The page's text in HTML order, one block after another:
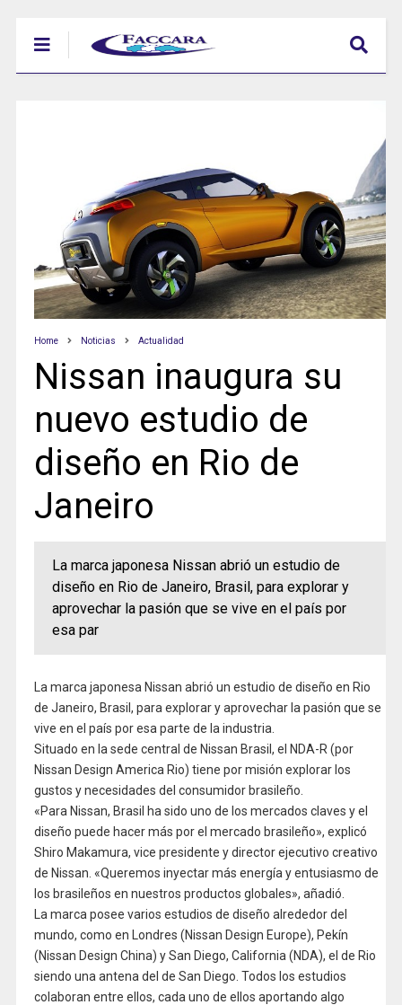
Home Noticias Actualidad
Nissan inaugura su
nuevo estudio de
diseño en Rio de
Janeiro
La marca japonesa Nissan abrió un estudio de
diseño en Rio de Janeiro, Brasil, para explorar y
aprovechar la pasión que se vive en el país por
esa par
La marca japonesa Nissan abrió un estudio de diseño en Rio
de Janeiro, Brasil, para explorar y aprovechar la pasión que se
vive en el país por esa parte de la industria.
Situado en la sede central de Nissan Brasil, el NDA-R (por
Nissan Design America Rio) tiene por misión explorar los
gustos y necesidades del consumidor brasileño.
«Para Nissan, Brasil ha sido uno de los mercados claves y el
diseño puede hacer más por el mercado brasileño», explicó
Shiro Makamura, vice presidente y director ejecutivo creativo
de Nissan. «Queremos inyectar más energía y entusiasmo de
los brasileños en nuestros productos globales», añadió.
La marca posee varios estudios de diseño alrededor del
mundo, como en Londres (Nissan Design Europe), Pekín
(Nissan Design China) y San Diego, California (NDA), el de Rio
siendo una antena del de San Diego. Todos los estudios
colaboran entre ellos, cada uno de ellos aportando algo